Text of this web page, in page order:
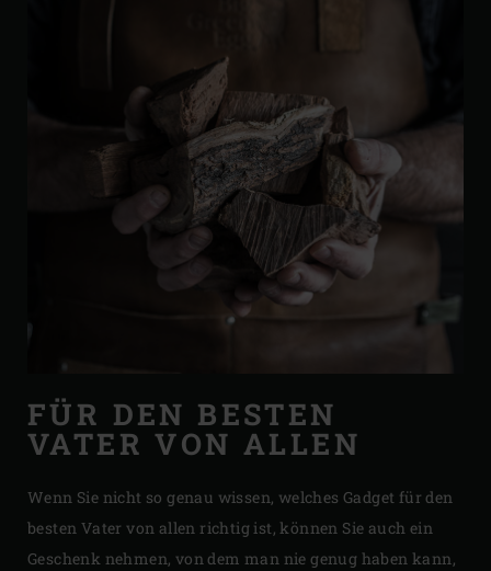
FÜR DEN BESTEN
VATER VON ALLEN
Wenn Sie nicht so genau wissen, welches Gadget für den
besten Vater von allen richtig ist, können Sie auch ein
Geschenk nehmen, von dem man nie genug haben kann,